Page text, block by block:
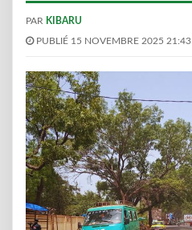
PAR KIBARU
PUBLIÉ 15 NOVEMBRE 2025 21:43